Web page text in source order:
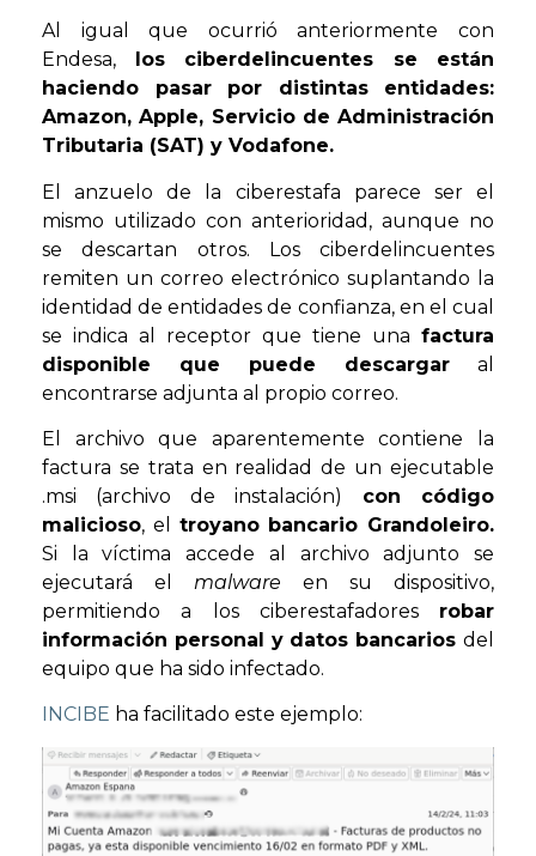
Al igual que ocurrió anteriormente con
Endesa,
los ciberdelincuentes se están
haciendo pasar por distintas entidades:
Amazon, Apple, Servicio de Administración
Tributaria (SAT) y Vodafone.
El anzuelo de la ciberestafa parece ser el
mismo utilizado con anterioridad, aunque no
se descartan otros. Los ciberdelincuentes
remiten un correo electrónico suplantando la
identidad de entidades de confianza, en el cual
se indica al receptor que tiene una factura
disponible que puede descargar al
encontrarse adjunta al propio correo.
El archivo que aparentemente contiene la
factura se trata en realidad de un ejecutable
.msi (archivo de instalación)
con código
malicioso, el troyano bancario Grandoleiro.
Si la víctima accede al archivo adjunto se
ejecutará el malware en su dispositivo,
permitiendo a los ciberestafadores robar
información personal y datos bancarios del
equipo que ha sido infectado.
INCIBE ha facilitado este ejemplo: